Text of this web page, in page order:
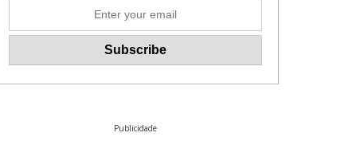
Publicidade